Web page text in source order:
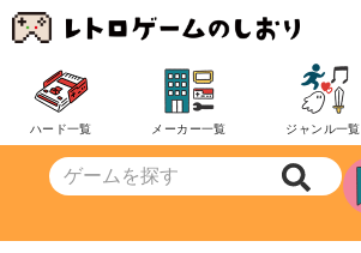
コ
ン
ツ
動
ハード一覧 メーカー一覧 ジャンル一覧